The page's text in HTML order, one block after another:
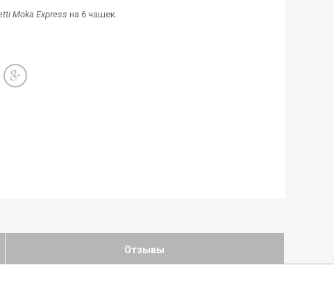
Moka Express на 6 чашек.
Отзывы